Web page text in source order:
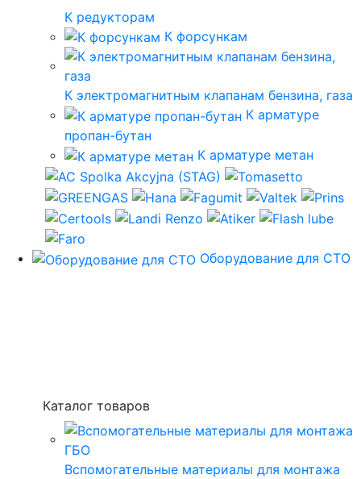
К редукторам
К форсункам
К электромагнитным клапанам бензина, газа
К арматуре
пропан-бутан
К арматуре метан
Оборудование для СТО
Каталог товаров
Вспомогательные материалы для монтажа